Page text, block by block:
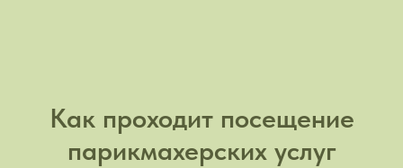
Как проходит посещение
парикмахерских услуг